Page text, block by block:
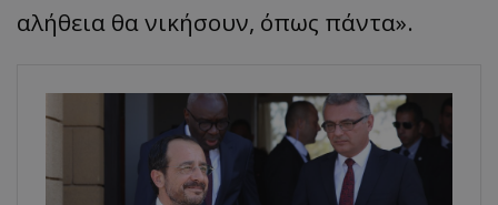
αλήθεια θα νικήσουν, όπως πάντα».